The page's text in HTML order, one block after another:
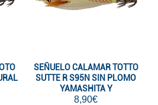
SEÑUELO CALAMAR TOTTO
SUTTE R S95N SIN PLOMO
YAMASHITA Y
8,90€